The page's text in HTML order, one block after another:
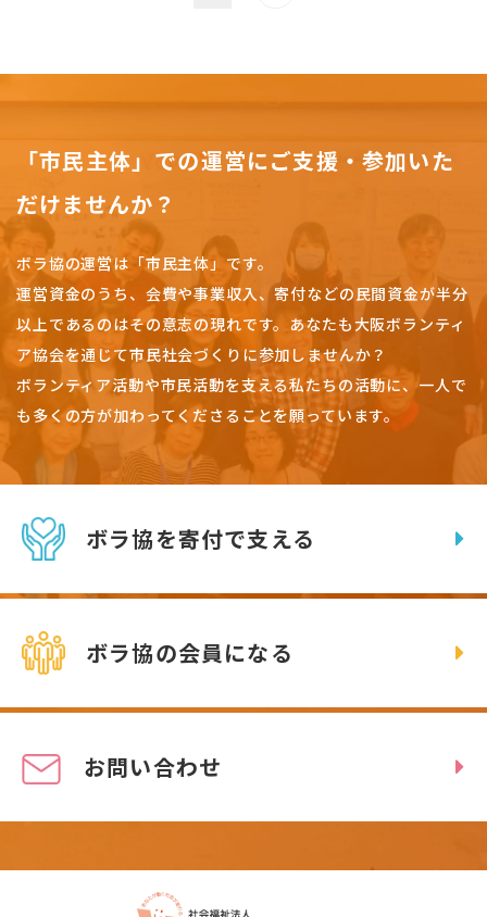
「市民主体」での運営にご支援・参加いた
だけませんか？
ボラ協の運営は「市民主体」です。
運営資金のうち、会費や事業収入、寄付などの民間資金が半分
以上であるのはその意志の現れです。 あなたも大阪ボランティ
ア協会を通じて市民社会づくりに参加しませんか？
ボランティア活動や市民活動を支える私たちの活動に、一人で
も多くの方が加わってくださることを願っています。
ボラ協を寄付で支える
ボラ協の会員になる
お問い合わせ